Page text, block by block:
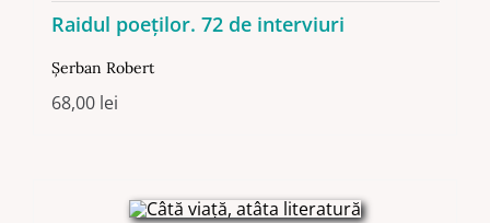
Raidul poeţilor. 72 de interviuri
Şerban Robert
68,00 lei